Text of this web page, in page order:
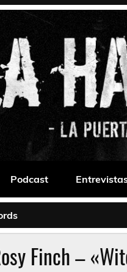
Podcast
Finch –